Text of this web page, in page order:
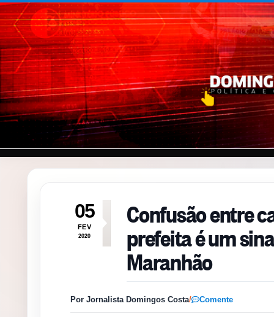
Pular para o conteúdo
05
FEV
2020
Confusão entre
prefeita é um
Maranhão
Por Jornalista Domingos Costa/ Comente